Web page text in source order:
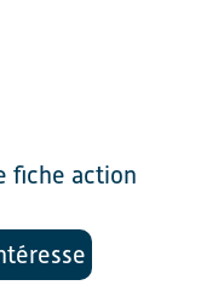
fiche action